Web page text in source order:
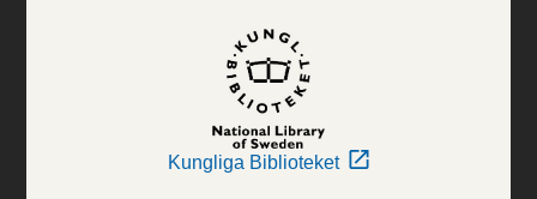
Kungliga Biblioteket